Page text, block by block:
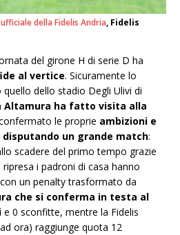
della Fidelis Andria, Fidelis
del girone H di serie D ha
al vertice. Sicuramente lo
dello stadio Degli Ulivi di
Altamura ha fatto visita alla
le proprie ambizioni e
disputando un grande match:
scadere del primo tempo grazie
i padroni di casa hanno
un penalty trasformato da
che si conferma in testa al
e 0 sconfitte, mentre la Fidelis
ora) raggiunge quota 12